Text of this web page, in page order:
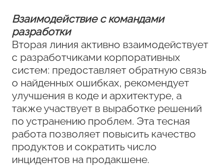
Взаимодействие с командами
разработки
Вторая линия активно взаимодействует
с разработчиками корпоративных
систем: предоставляет обратную связь
о найденных ошибках, рекомендует
улучшения в коде и архитектуре, а
также участвует в выработке решений
по устранению проблем. Эта тесная
работа позволяет повысить качество
продуктов и сократить число
инцидентов на продакшене.